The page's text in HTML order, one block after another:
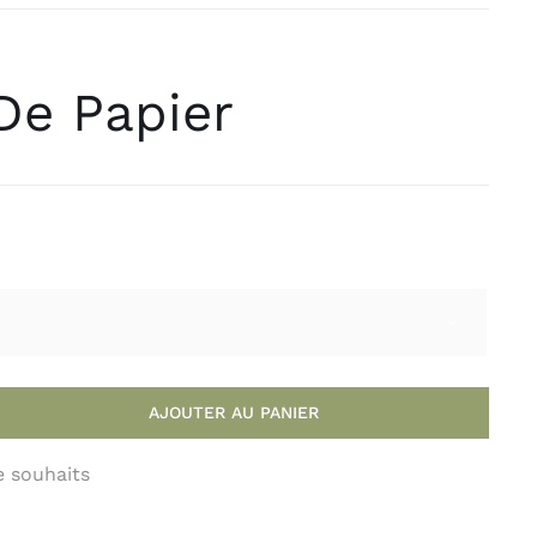
Paillasson
Accessoires
Papier
AJOUTER AU PANIER
souhaits